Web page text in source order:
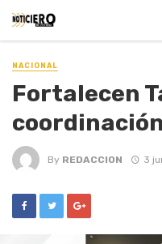
NACIONAL
Fortalecen
By REDACCION 3